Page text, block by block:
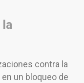
contra la
un bloqueo de